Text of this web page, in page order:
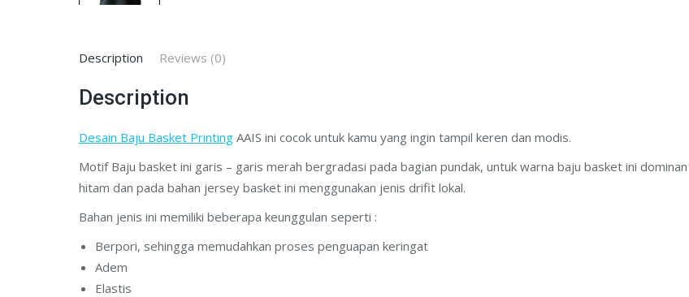
Description Reviews (0)
Description
Desain Baju Basket Printing AAIS ini cocok untuk kamu yang ingin tampil keren dan modis.
Motif Baju basket ini garis – garis merah bergradasi pada bagian pundak, untuk warna baju basket ini dominan
hitam dan pada bahan jersey basket ini menggunakan jenis drifit lokal.
Bahan jenis ini memiliki beberapa keunggulan seperti :
Berpori, sehingga memudahkan proses penguapan keringat
Adem
Elastis